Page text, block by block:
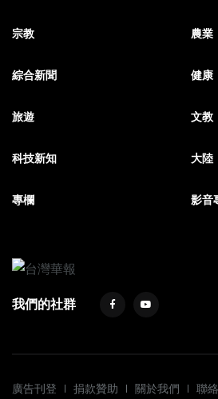
宗教 農業
綜合新聞 健康
旅遊 文教
科技新知 大陸
專欄 影音
我們的社群
廣告刊登 捐款贊助 關於我們 聯